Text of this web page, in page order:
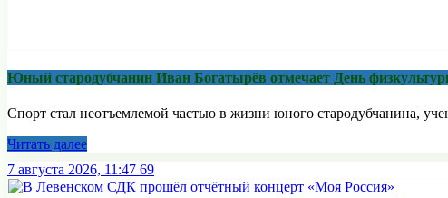
Юный стародубчанин Иван Богатырёв отмечает День
Спорт стал неотъемлемой частью в жизни юного стародубчанина,
Читать далее
7 августа 2026, 11:47 69